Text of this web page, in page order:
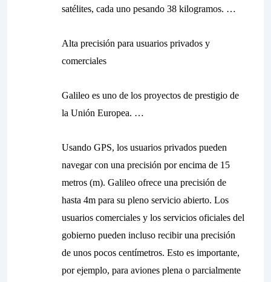
satélites, cada uno pesando 38 kilogramos. …
Alta precisión para usuarios privados y
comerciales
Galileo es uno de los proyectos de prestigio de
la Unión Europea. …
Usando GPS, los usuarios privados pueden
navegar con una precisión por encima de 15
metros (m). Galileo ofrece una precisión de
hasta 4m para su pleno servicio abierto. Los
usuarios comerciales y los servicios oficiales del
gobierno pueden incluso recibir una precisión
de unos pocos centímetros. Esto es importante,
por ejemplo, para aviones plena o parcialmente